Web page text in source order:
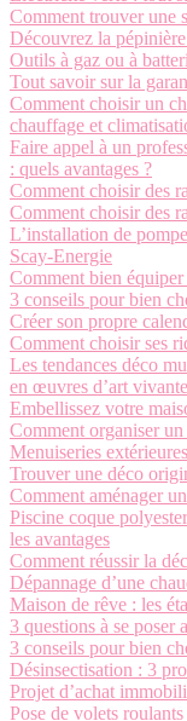
Comment trouver une
Découvrez la
Outils à gaz ou à
Tout savoir sur la
Comment choisir un
chauffage et
Faire appel à un
: quels avantages ?
Comment choisir des
Comment choisir des
L’installation de
Scay-Energie
Comment bien
3 conseils pour bien
Créer son propre
Comment choisir ses
Les tendances déco
en œuvres d’art
Embellissez votre
Comment organiser
Menuiseries
Trouver une déco
Comment aménager
Piscine coque
les avantages
Comment réussir la
Dépannage d’une
Maison de rêve : les
3 questions à se poser
3 conseils pour bien
Désinsectisation : 3
Projet d’achat
Pose de volets